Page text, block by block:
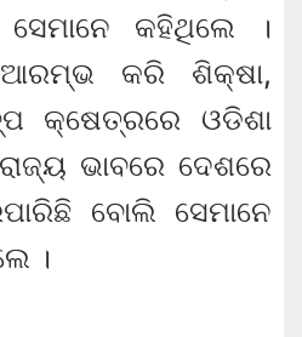
କହିଥିଲେ ।
ଆରମ୍ଭ କରି ଶିକ୍ଷା,
କ୍ଷେତ୍ରରେ ଓଡିଶା
ଭାବରେ ଦେଶରେ
ବୋଲି ସେମାନେ
।